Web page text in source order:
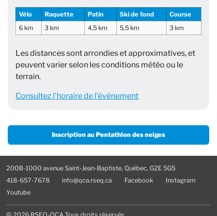
Vélo Raquette Patin Ski de fond
Course
6 km
3 km 4,5 km 5,5 km 3 km
Les distances sont arrondies et approximatives, et
peuvent varier selon les conditions météo ou le
terrain.
Consultez l'horaire de l'événement
Inscription au Pentathlon des neiges
200B-1000 avenue Saint-Jean-Baptiste, Québec, G2E 5G5
418-657-7678
info@qca.rseq.ca Facebook
Instagram
Youtube